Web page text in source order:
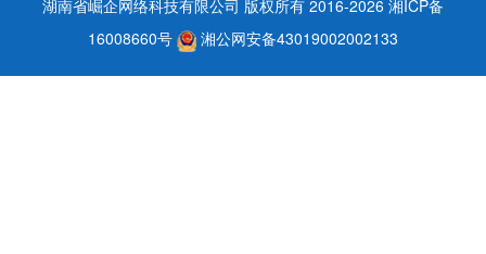
湖南省崛企网络科技有限公司 版权所有 2016-2026 湘ICP备
16008660号
湘公网安备43019002002133